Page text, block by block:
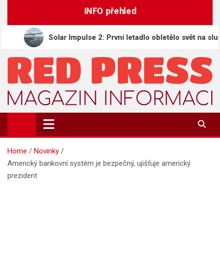
INFO přehled
Solar Impulse 2: První letadlo obletělo svět na sluneční
REDPRESS.CZ
Magazín informací | Zpravodajství
Home
Novinky
Americký bankovní systém je bezpečný, ujišťuje americký
prezident